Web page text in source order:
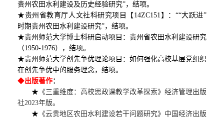
贵州农田水利建设及历史经验研究”，结项。
★贵州省教育厅人文社科研究项目【14ZC151】：““大跃进”
时期贵州农田水利建设研究”，结项。
★贵州师范大学博士科研启动项目：贵州省农田水利建设研究
（1950-1976），结项。
★贵州师范大学创先争优理论项目：如何强化高校基层党组织
在创先争优中的服务理念，结项。
◆出版著作：
★ 《三重维度：高校思政课教学改革探索》经济管理出版
社2023年版。
★ 《云贵地区农田水利建设若干问题研究》中国经济出版